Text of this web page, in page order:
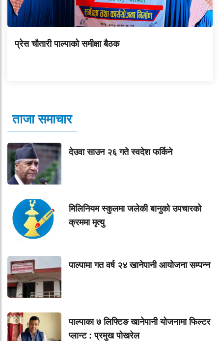
प्रेस चौतारी पाल्पाको समीक्षा बैठक
ताजा समाचार
देउवा साउन २६ गते स्वदेश फर्किने
मिलिनियम स्कुलमा जलेकी बानुको उपचारको
क्रममा मृत्यु
पाल्पामा गत वर्ष २४ खानेपानी आयोजना सम्पन्न
पाल्पाका ७ लिफ्टिङ खानेपानी योजनामा फिल्टर
प्लान्ट : प्रमुख पोखरेल